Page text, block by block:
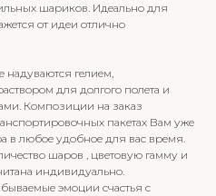
шариков. Идеально для
от идеи отлично
гелием,
для долгого полета и
Композиции на заказ
пакетах Вам уже
в любое удобное для вас время.
шаров , цветовую гамму и
индивидуально.
эмоции счастья с